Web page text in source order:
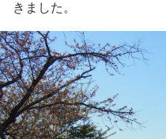
きました。